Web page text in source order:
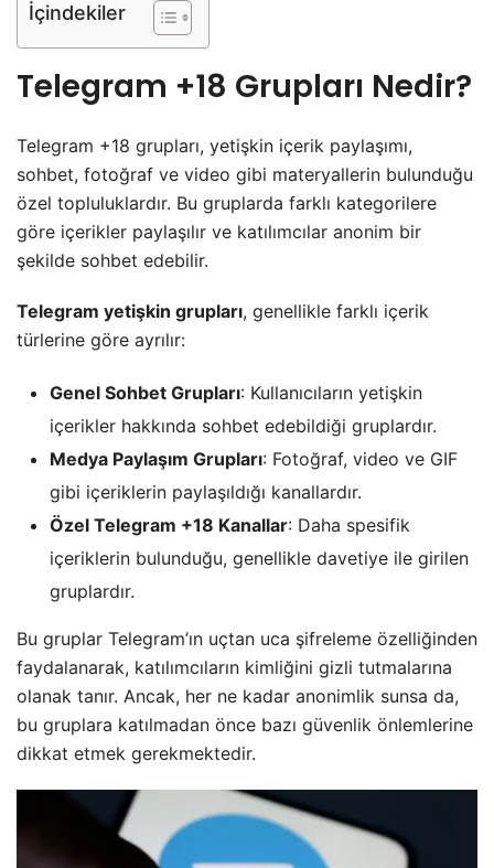
İçindekiler
Telegram +18 Grupları Nedir?
Telegram +18 grupları, yetişkin içerik paylaşımı,
sohbet, fotoğraf ve video gibi materyallerin bulunduğu
özel topluluklardır. Bu gruplarda farklı kategorilere
göre içerikler paylaşılır ve katılımcılar anonim bir
şekilde sohbet edebilir.
Telegram yetişkin grupları, genellikle farklı içerik
türlerine göre ayrılır:
Genel Sohbet Grupları: Kullanıcıların yetişkin
içerikler hakkında sohbet edebildiği gruplardır.
Medya Paylaşım Grupları: Fotoğraf, video ve GIF
gibi içeriklerin paylaşıldığı kanallardır.
Özel Telegram +18 Kanallar: Daha spesifik
içeriklerin bulunduğu, genellikle davetiye ile girilen
gruplardır.
Bu gruplar Telegram’ın uçtan uca şifreleme özelliğinden
faydalanarak, katılımcıların kimliğini gizli tutmalarına
olanak tanır. Ancak, her ne kadar anonimlik sunsa da,
bu gruplara katılmadan önce bazı güvenlik önlemlerine
dikkat etmek gerekmektedir.